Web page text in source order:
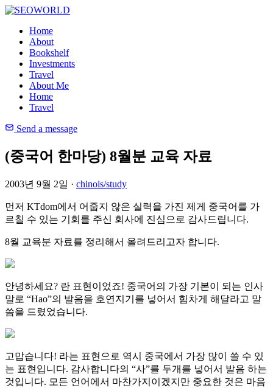
Home
About
Bookshelf
Investments
Travel
About Me
Home
Travel
Send a message
(중국어 한마당) 8월분 교육 자료
2003년 9월 2일 · chinois/study
먼저 KTdom에서 어줍지 않은 실력을 가진 제게 중국어를 가
르칠 수 있는 기회를 주신 회사에 진심으로 감사드립니다.
8월 교육분 자료를 정리해서 올려드리고자 합니다.
안녕하세요? 란 표현이었죠! 중국어의 가장 기본이 되는 인사
말로 “Hao”의 발음을 호연지기를 넣어서 힘차게 해달라고 말
씀을 드렸었습니다.
고맙습니다! 라는 표현으로 역시 중국에서 가장 많이 쓸 수 있
는 표현입니다. 감사합니다의 “사”를 두개를 넣어서 발음 하는
것입니다. 모든 언어에서 마찬가지이겠지만 중요한 것은 마음